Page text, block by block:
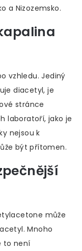
a Nizozemsko.
vzhledu. Jediný
diacetyl, je
stránce
laboratoří, jako je
nejsou k
být přítomen.
může
Mnoho
to není